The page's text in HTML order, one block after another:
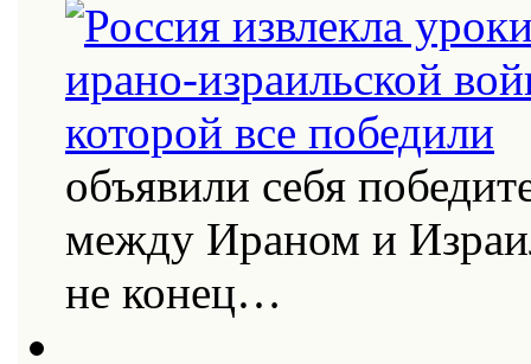
объявили себя
между Ираном и
не конец…